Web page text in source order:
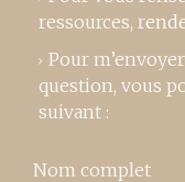
ressources,
Pour
question, vous
suivant :
Nom complet